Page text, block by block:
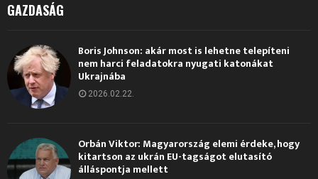
GAZDASÁG
Boris Johnson: akár most is lehetne telepíteni
nem harci feladatokra nyugati katonákat
Ukrajnába
2026.02.22.
Orbán Viktor: Magyarország elemi érdeke, hogy
kitartson az ukrán EU-tagságot elutasító
álláspontja mellett